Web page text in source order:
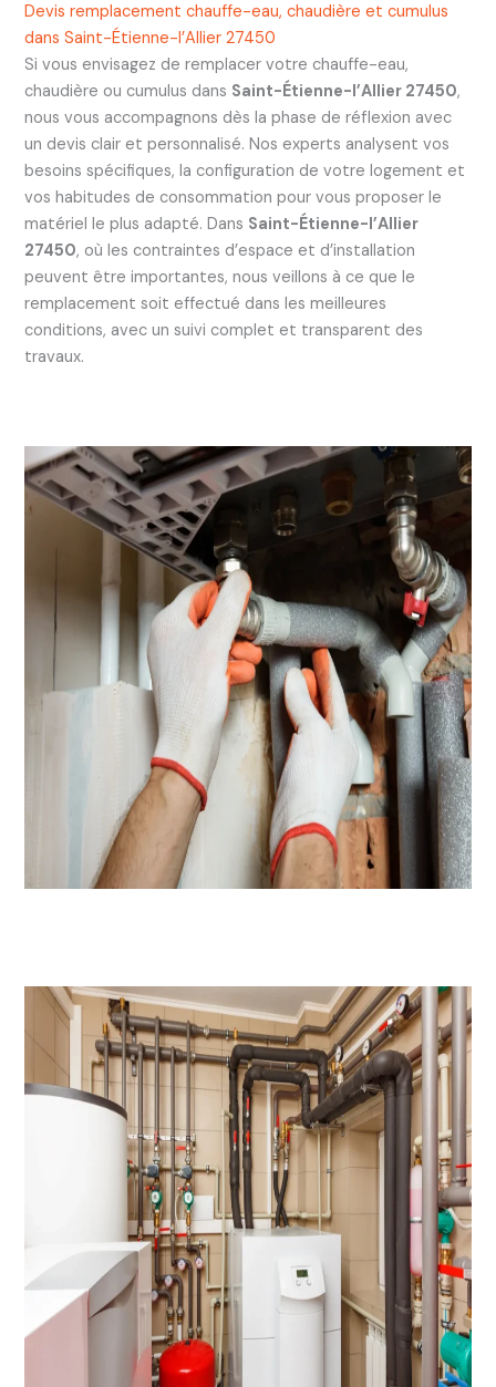
Devis remplacement chauffe-eau, chaudière et cumulus
dans Saint-Étienne-l’Allier 27450
Si vous envisagez de remplacer votre chauffe-eau,
chaudière ou cumulus dans Saint-Étienne-l’Allier 27450,
nous vous accompagnons dès la phase de réflexion avec
un devis clair et personnalisé. Nos experts analysent vos
besoins spécifiques, la configuration de votre logement et
vos habitudes de consommation pour vous proposer le
matériel le plus adapté. Dans Saint-Étienne-l’Allier
27450, où les contraintes d’espace et d’installation
peuvent être importantes, nous veillons à ce que le
remplacement soit effectué dans les meilleures
conditions, avec un suivi complet et transparent des
travaux.